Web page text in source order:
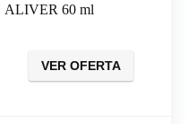
ALIVER 60 ml
VER OFERTA